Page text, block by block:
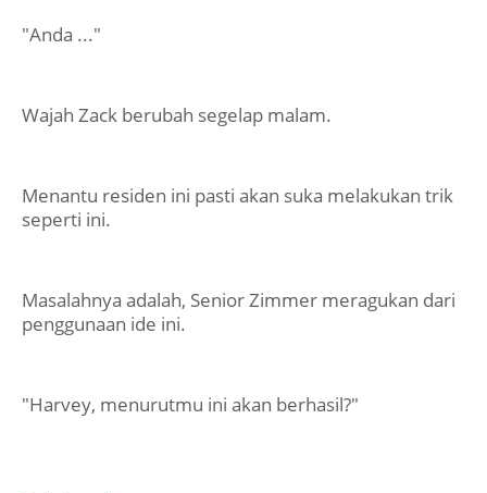
"Anda ..."
Wajah Zack berubah segelap malam.
Menantu residen ini pasti akan suka melakukan trik
seperti ini.
Masalahnya adalah, Senior Zimmer meragukan dari
penggunaan ide ini.
"Harvey, menurutmu ini akan berhasil?"